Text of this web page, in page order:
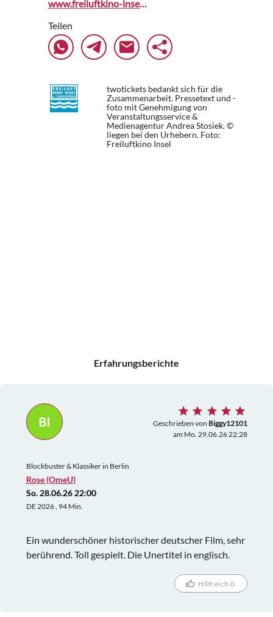
www.freiluftkino-insel.de
Teilen
twotickets bedankt sich für die
Zusammenarbeit. Pressetext und -
foto mit Genehmigung von
Veranstaltungsservice &
Medienagentur Andrea Stosiek. ©
liegen bei den Urhebern. Foto:
Freiluftkino Insel
Erfahrungsberichte
BI Geschrieben von Biggy12101
am Mo. 29.06.26 22:28
Blockbuster & Klassiker in Berlin
Rose (OmeU)
So. 28.06.26 22:00
DE 2026 , 94 Min.
Ein wunderschöner historischer deutscher Film, sehr
berührend. Toll gespielt. Die Unertitel in englisch.
Hilfreich 0